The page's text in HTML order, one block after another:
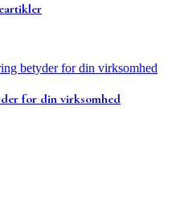
for din virksomhed